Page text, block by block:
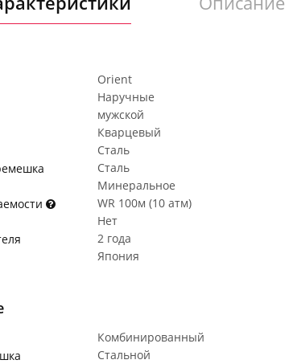
Orient
Наручные
мужской
Кварцевый
Сталь
Сталь
Минеральное
WR 100м (10 атм)
Нет
2 года
Япония
Комбинированный
Стальной